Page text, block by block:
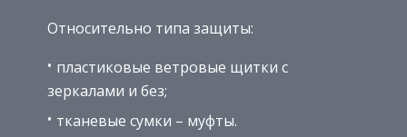
Относительно типа защиты:
пластиковые ветровые щитки с
зеркалами и без;
тканевые сумки – муфты.